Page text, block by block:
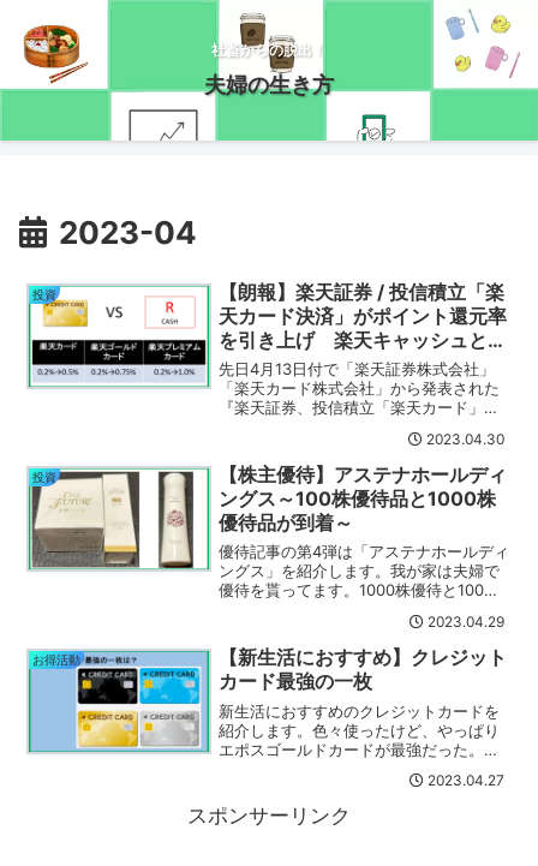
社畜からの脱出！
夫婦の生き方
2023-04
投資
【朗報】楽天証券 / 投信積立「楽
天カード決済」がポイント還元率
を引き上げ 楽天キャッシュとど
っちがお得なの？
先日4月13日付で「楽天証券株式会社」
「楽天カード株式会社」から発表された
『楽天証券、投信積立「楽天カード」ク
引き上げ』の話題について触れてみまし
た。楽天カード決済は本当にお得になっ
たのでしょうか？楽天キャッシュと比較
したいと思います。
2023.04.30
投資
【株主優待】アステナホールディ
ングス～100株優待品と1000株
優待品が到着～
優待記事の第4弾は「アステナホールディ
ングス」を紹介します。我が家は夫婦で
優待を貰ってます。1000株優待と100株
2023.04.29
お得活動
【新生活におすすめ】クレジット
カード最強の一枚
新生活におすすめのクレジットカードを
紹介します。色々使ったけど、やっぱり
エポスゴールドカードが最強だった。エ
2023.04.27
スポンサーリンク